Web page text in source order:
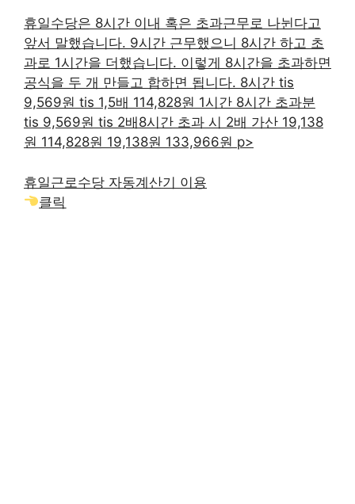
휴일수당은 8시간 이내 혹은 초과근무로 나뉜다고
앞서 말했습니다. 9시간 근무했으니 8시간 하고 초
과로 1시간을 더했습니다. 이렇게 8시간을 초과하면
공식을 두 개 만들고 합하면 됩니다. 8시간 tis
9,569원 tis 1,5배 114,828원 1시간 8시간 초과분
tis 9,569원 tis 2배8시간 초과 시 2배 가산 19,138
원 114,828원 19,138원 133,966원 p>
휴일근로수당 자동계산기 이용
클릭